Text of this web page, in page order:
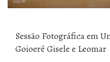
Sessão Fotográfica em
Goioerê Gisele e Leomar